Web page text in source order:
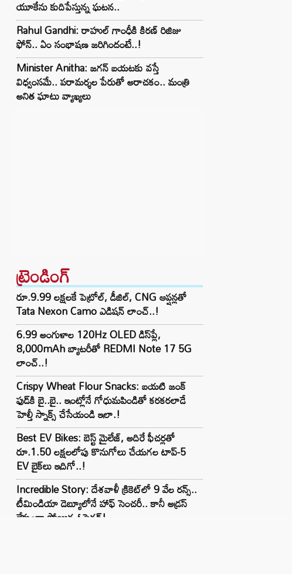
యూకేను కుదిపేస్తున్న ఘటన..
Rahul Gandhi: రాహుల్ గాంధీకి కిరణ్ రిజిజు
ఫోన్.. ఏం సంభాషణ జరిగిందంటే..!
Minister Anitha: జగన్ బయటకు వస్తే
విధ్వంసమే.. పరామర్శల పేరుతో అరాచకం.. మంత్రి
అనిత ఘాటు వ్యాఖ్యలు
ట్రెండింగ్‌
రూ.9.99 లక్షలకే పెట్రోల్, డీజిల్, CNG ఆప్షన్లతో
Tata Nexon Camo ఎడిషన్ లాంచ్..!
6.99 అంగుళాల 120Hz OLED డిస్‌ప్లే,
8,000mAh బ్యాటరీతో REDMI Note 17 5G
లాంచ్..!
Crispy Wheat Flour Snacks: బయటి జంక్
ఫుడ్‌కి బై..బై.. ఇంట్లోనే గోధుమపిండితో కరకరలాడే
హెల్తీ స్నాక్స్ చేసేయండి ఇలా.!
Best EV Bikes: బెస్ట్ మైలేజ్, అదిరే ఫీచర్లతో
రూ.1.50 లక్షలలోపు కొనుగోలు చేయగల టాప్-5
EV బైక్‌లు ఇదిగో..!
Incredible Story: దేశవాళీ క్రికెట్‌లో 9 వేల రన్స్..
టీమిండియా డెబ్యూలోనే హాఫ్ సెంచరీ.. కానీ అడ్రస్
లేకుండా పోయిన ఓపెనర్!